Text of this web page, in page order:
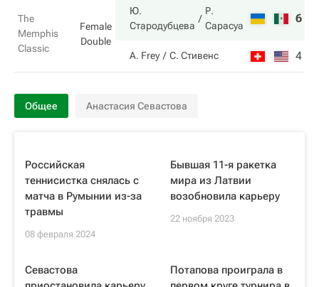
The
Memphis
Classic
Female
Double
Ю.
Стародубцева
Р.
Сарасуа
6
A. Frey С. Стивенс 4
Общее Анастасия Севастова
Российская
теннисистка снялась с
матча в Румынии из-за
травмы
08 февраля 2024
Бывшая 11-я ракетка
мира из Латвии
возобновила карьеру
22 ноября 2023
Севастова
Потапова проиграла в